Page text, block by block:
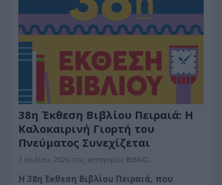
38η Έκθεση Βιβλίου Πειραιά: Η
Καλοκαιρινή Γιορτή του
Πνεύματος Συνεχίζεται
3 Ιουλίου, 2026 στις κατηγορίες BIBΛIO,
Η 38η Έκθεση Βιβλίου Πειραιά, που